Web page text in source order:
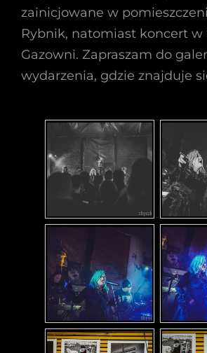
zainicjowane w
Rybnik, natomiast koncert w
Gazowni. Zapraszam do
wydarzenia, gdzie znajduje